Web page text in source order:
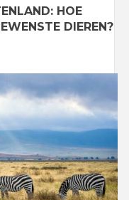
HOE
DIEREN?